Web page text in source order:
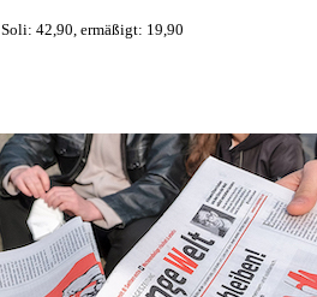
Soli: 42,90, ermäßigt: 19,90